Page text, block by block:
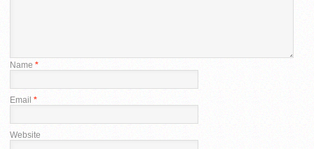
Name *
Email *
Website